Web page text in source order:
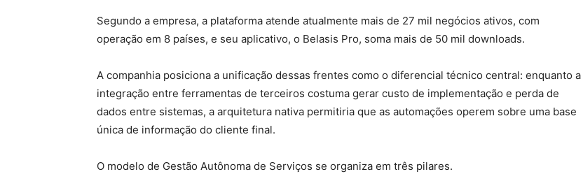
Segundo a empresa, a plataforma atende atualmente mais de 27 mil negócios ativos, com
operação em 8 países, e seu aplicativo, o Belasis Pro, soma mais de 50 mil downloads.
A companhia posiciona a unificação dessas frentes como o diferencial técnico central: enquanto a
integração entre ferramentas de terceiros costuma gerar custo de implementação e perda de
dados entre sistemas, a arquitetura nativa permitiria que as automações operem sobre uma base
única de informação do cliente final.
O modelo de Gestão Autônoma de Serviços se organiza em três pilares.